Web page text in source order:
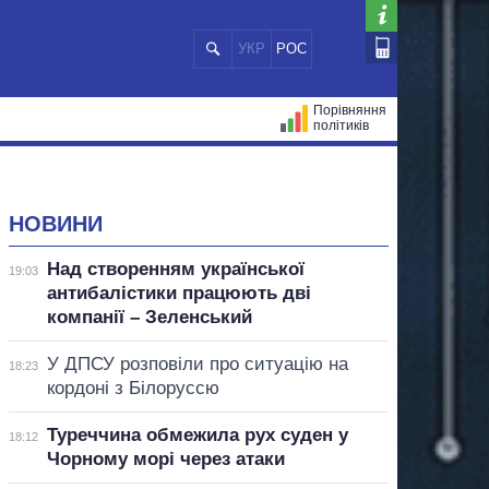
УКР РОС
Порівняння
політиків
НОВИНИ
19:03
Над створенням української
антибалістики працюють дві
компанії – Зеленський
18:23
У ДПСУ розповіли про ситуацію на
кордоні з Білоруссю
18:12
Туреччина обмежила рух суден у
Чорному морі через атаки